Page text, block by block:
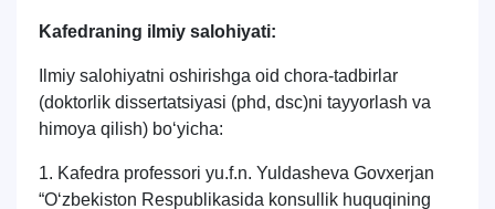
Kafedraning ilmiy salohiyati:
Ilmiy salohiyatni oshirishga oid chora-tadbirlar
(doktorlik dissertatsiyasi (phd, dsc)ni tayyorlash va
himoya qilish) bo‘yicha:
1. Kafedra professori yu.f.n. Yuldasheva Govxerjan
“O‘zbekiston Respublikasida konsullik huquqining